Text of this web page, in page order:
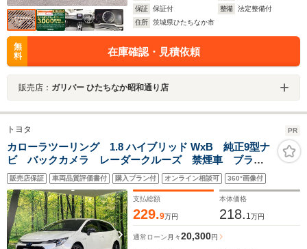
保証
保証付 整備
法定整備付
住所
茨城県ひたちなか市
無
料
在庫確認・見積依頼
販売店： ガリバー ひたちなか昭和通り店
トヨタ PR
カローラツーリング 1.8 ハイブリッド WxB 純正9型ナ
ビ バックカメラ レーダークルーズ 禁煙車 ブライ
ンドスポットモニター 前席シートヒーター ハーフレ
ザーシート ステアリングヒーター LEDヘッド
ETC2.0 オートマチックハイビーム
販売店保証 車両品質評価書付 購入プラン付 オンライン相談可 360°画像付
支払総額
229.9万円
本体価格
218. 1万円
通常ローン 月々20,300円